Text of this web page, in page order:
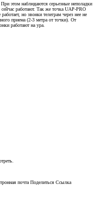
этом наблюдаются серьезные неполадки
работают. Так же точка UAP-PRO
но звонки телеграм через нее не
приема (2-3 метра от точки). От
работают на ура.
почта Поделиться Ссылка